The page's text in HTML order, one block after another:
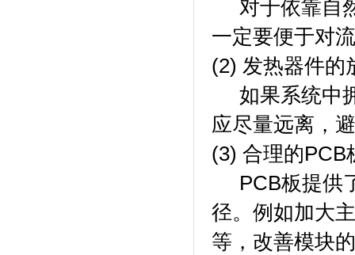
对于依靠自
一定要便于对
(2) 发热器件的
如果系统中
应尽量远离，
(3) 合理的PCB
PCB板提供
径。例如加大
等，改善模块